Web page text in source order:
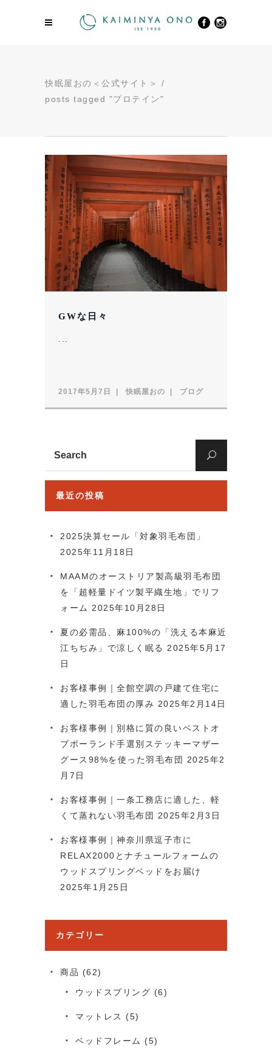
快眠屋おの＜公式サイト＞
/
posts tagged "プロテイン"
GWな日々
2017年5月7日 快眠屋おの ブログ
最近の投稿
2025決算セール「対象羽毛布団」
2025年11月18日
MAAMのオーストリア製高級羽毛布団
を「超軽量ドイツ製平織生地」でリフ
ォーム
2025年10月28日
夏の必需品、麻100%の「洗える本麻近
江ちぢみ」で涼しく眠る
2025年5月17
日
お客様事例｜全館空調の戸建て住宅に
適した羽毛布団の厚み 2025年2月14日
お客様事例｜別格に質の良いベストオ
ブポーランド手選別ステッキーマザー
グース98%を使った羽毛布団
2025年2
月7日
お客様事例｜一条工務店に適した、軽
くて蒸れない羽毛布団
2025年2月3日
お客様事例｜神奈川県逗子市に
RELAX2000とナチュールフォームの
ウッドスプリングベッドをお届け
2025年1月25日
カテゴリー
商品 (62)
ウッドスプリング (6)
マットレス (5)
ベッドフレーム (5)